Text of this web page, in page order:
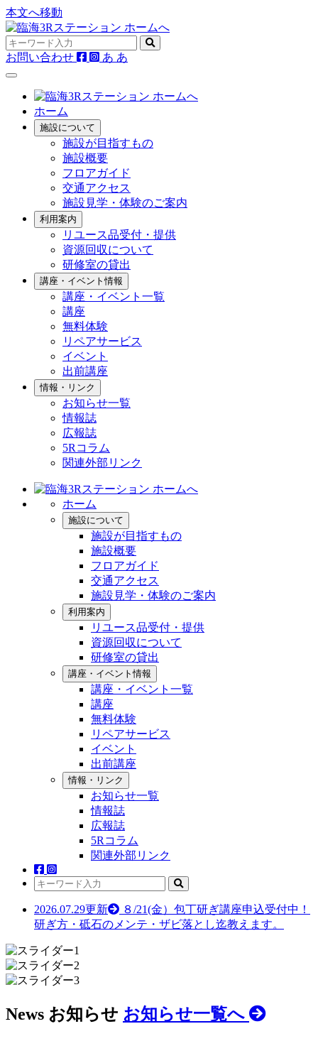
本文へ移動
お問い合わせ あ あ
ホーム
施設について
施設が目指すもの
施設概要
フロアガイド
交通アクセス
施設見学・体験のご案内
利用案内
リユース品受付・提供
資源回収について
研修室の貸出
講座・イベント情報
講座・イベント一覧
講座
無料体験
リペアサービス
イベント
出前講座
情報・リンク
お知らせ一覧
情報誌
広報誌
5Rコラム
関連外部リンク
ホーム
施設について
施設が目指すもの
施設概要
フロアガイド
交通アクセス
施設見学・体験のご案内
利用案内
リユース品受付・提供
資源回収について
研修室の貸出
講座・イベント情報
講座・イベント一覧
講座
無料体験
リペアサービス
イベント
出前講座
情報・リンク
お知らせ一覧
情報誌
広報誌
5Rコラム
関連外部リンク
2026.07.29更新
８/21(金）包丁研ぎ講座申込受付中！
研ぎ方・砥石のメンテ・ザビ落とし迄教えます。
News お知らせ お知らせ一覧へ